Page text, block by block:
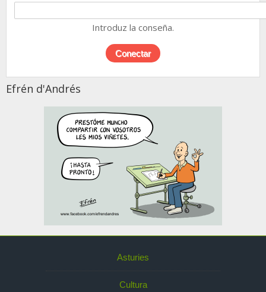
Introduz la conseña.
Efrén d'Andrés
Asturies
Cultura